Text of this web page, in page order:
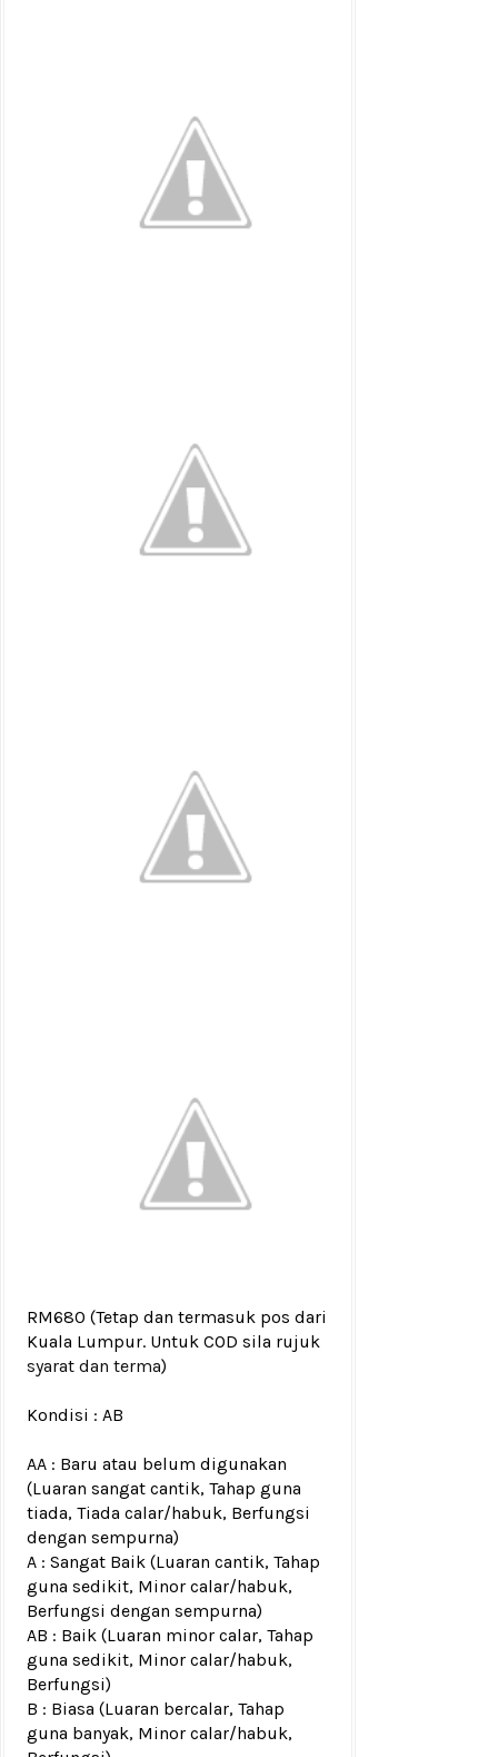
RM680 (Tetap dan termasuk pos dari
Kuala Lumpur. Untuk COD sila rujuk
syarat dan terma)
Kondisi : AB
AA : Baru atau belum digunakan
(Luaran sangat cantik, Tahap guna
tiada, Tiada calar/habuk, Berfungsi
dengan sempurna)
A : Sangat Baik (Luaran cantik, Tahap
guna sedikit, Minor calar/habuk,
Berfungsi dengan sempurna)
AB : Baik (Luaran minor calar, Tahap
guna sedikit, Minor calar/habuk,
Berfungsi)
B : Biasa (Luaran bercalar, Tahap
guna banyak, Minor calar/habuk,